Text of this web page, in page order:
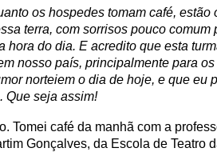
os hospedes tomam café,
terra, com sorrisos pouco
hora do dia. E acredito que esta
nosso país, principalmente para
norteiem o dia de hoje, e que eu
Que seja assim!
Tomei café da manhã com a
Gonçalves, da Escola de